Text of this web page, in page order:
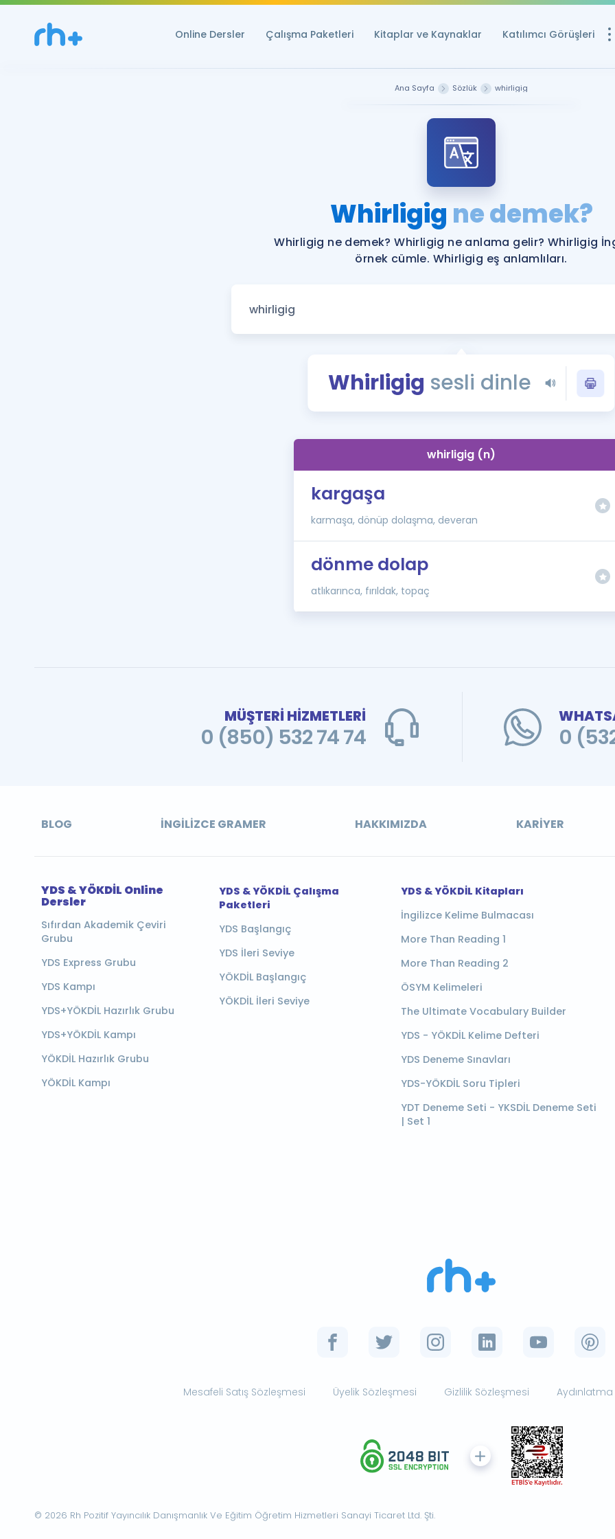
Online Dersler Çalışma Paketleri Kitaplar ve Kaynaklar Katılımcı Görüşleri
YDS ve YÖKDİL
Rehberlik Aracı
YDS ve YÖKDİL'e
Tüm ÖSYM
YDS - YÖKDİL
İngilizce Gramer
Ana Sayfa Sözlük whirligig
Whirligig ne demek?
Whirligig ne demek? Whirligig ne anlama gelir? Whirligig
örnek cümle. Whirligig eş anlamlıları.
Whirligig sesli dinle
whirligig (n)
kargaşa
karmaşa, dönüp dolaşma, deveran
dönme dolap
atlıkarınca, fırıldak, topaç
MÜŞTERİ HİZMETLERİ
0 (850) 532 74 74 0
BLOG İNGILIZCE GRAMER HAKKIMIZDA KARIYER
YDS & YÖKDİL Online
Dersler
Sıfırdan Akademik Çeviri
Grubu
YDS Express Grubu
YDS Kampı
YDS+YÖKDİL Hazırlık Grubu
YDS+YÖKDİL Kampı
YÖKDİL Hazırlık Grubu
YÖKDİL Kampı
YDS & YÖKDİL Çalışma
Paketleri
YDS Başlangıç
YDS İleri Seviye
YÖKDİL Başlangıç
YÖKDİL İleri Seviye
YDS & YÖKDİL Kitapları
İngilizce Kelime Bulmacası
More Than Reading 1
More Than Reading 2
ÖSYM Kelimeleri
The Ultimate Vocabulary Builder
YDS - YÖKDİL Kelime Defteri
YDS Deneme Sınavları
YDS-YÖKDİL Soru Tipleri
YDT Deneme Seti - YKSDİL Deneme Seti
| Set 1
Mesafeli Satış Sözleşmesi Üyelik Sözleşmesi Gizlilik Sözleşmesi
© 2026 Rh Pozitif Yayıncılık Danışmanlık Ve Eğitim Öğretim Hizmetleri Sanayi Ticaret Ltd. Şti.